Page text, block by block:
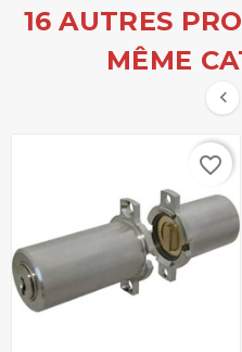
16 AUTRES
MÊME

favorite_border